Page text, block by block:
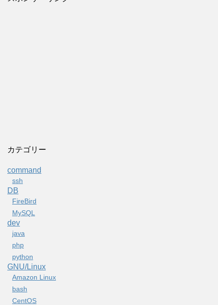
カテゴリー
command
ssh
DB
FireBird
MySQL
dev
java
php
python
GNU/Linux
Amazon Linux
bash
CentOS